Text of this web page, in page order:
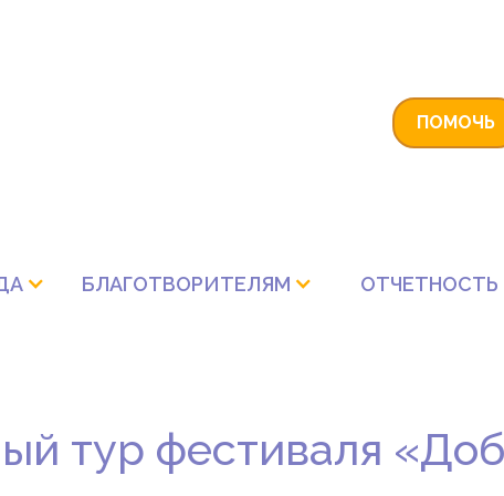
ПОМОЧЬ
БЛАГОТВОРИТЕЛЯМ ОТЧЕТНОСТЬ
тур фестиваля